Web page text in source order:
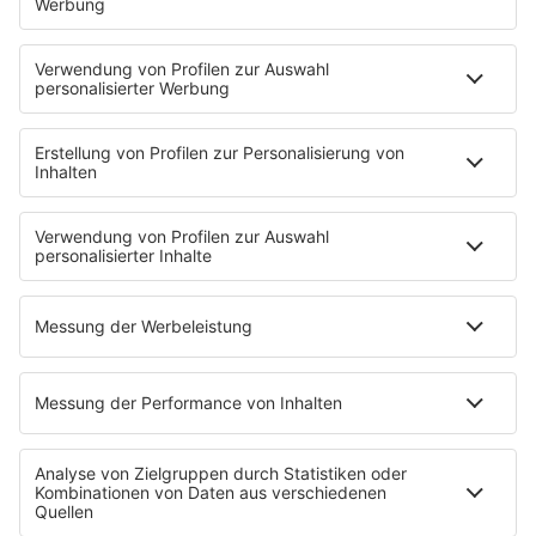
persönliche und berufliche Weiterentwicklung zu
sichern.
HOME
INFOS
Kontakt
Newsletter
Jobs & Praktika
Pressekontakt
Pressemeldungen
WERBUNG
Mediadaten und Preisliste